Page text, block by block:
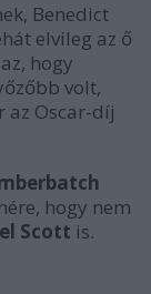
Benedict
elvileg az ő
hogy
volt,
az Oscar-díj
hogy nem
Scott is.